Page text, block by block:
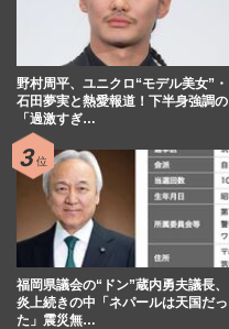
野村周平、ユニクロ“モデル美女”・
石田夢実と熱愛報道！下半身強調の
「過激すぎ…
福岡県議会の“ドン”蔵内勇夫議長、
炎上続きの中「ネパールは天国だっ
た」震災無…